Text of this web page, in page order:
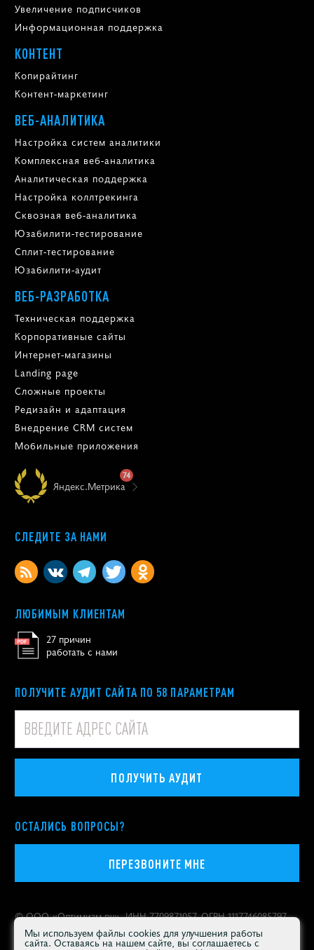
Увеличение подписчиков
Информационная поддержка
КОНТЕНТ
Копирайтинг
Контент-маркетинг
ВЕБ-АНАЛИТИКА
Настройка систем аналитики
Комплексная веб-аналитика
Аналитическая поддержка
Настройка коллтрекинга
Сквозная веб-аналитика
Юзабилити-тестирование
Сплит-тестирование
Юзабилити-аудит
ВЕБ-РАЗРАБОТКА
Техническая поддержка
Корпоративные сайты
Интернет-магазины
Landing page
Сложные проекты
Редизайн и адаптация
Внедрение CRM систем
Мобильные приложения
Яндекс.Метрика
74
СЛЕДИТЕ ЗА НАМИ
ЛЮБИМЫМ КЛИЕНТАМ
27 причин
работать с нами
ПОЛУЧИТЕ АУДИТ САЙТА ПО 58 ПАРАМЕТРАМ
ПОЛУЧИТЬ АУДИТ
ОСТАЛИСЬ ВОПРОСЫ?
ПЕРЕЗВОНИТЕ МНЕ
© ООО «Оптимизм.ру», ИНН 7709871057, ОГРН 1117746085797
Политика конфиденциальности персональных данных
Мы используем файлы cookies для улучшения работы
сайта. Оставаясь на нашем сайте, вы соглашаетесь с